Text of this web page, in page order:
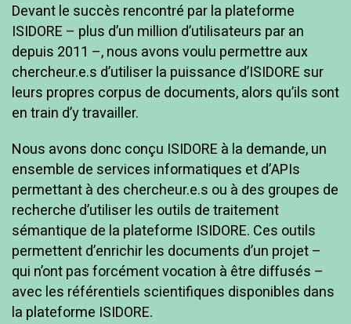
Devant le succès rencontré par la plateforme
ISIDORE – plus d’un million d’utilisateurs par an
depuis 2011 –, nous avons voulu permettre aux
chercheur.e.s d’utiliser la puissance d’ISIDORE sur
leurs propres corpus de documents, alors qu’ils sont
en train d’y travailler.
Nous avons donc conçu ISIDORE à la demande, un
ensemble de services informatiques et d’APIs
permettant à des chercheur.e.s ou à des groupes de
recherche d’utiliser les outils de traitement
sémantique de la plateforme ISIDORE. Ces outils
permettent d’enrichir les documents d’un projet –
qui n’ont pas forcément vocation à être diffusés –
avec les référentiels scientifiques disponibles dans
la plateforme ISIDORE.